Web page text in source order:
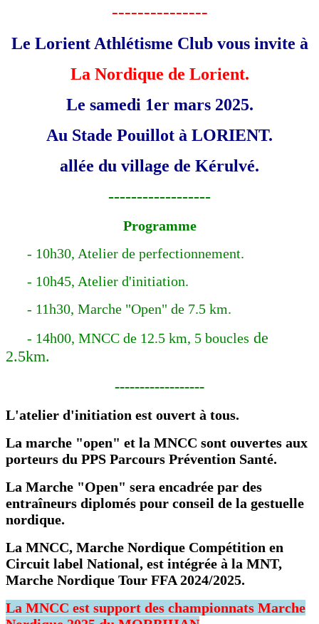
---------------
Le Lorient Athlétisme Club vous invite à
La Nordique de Lorient.
Le samedi 1er mars2025.
Au Stade Pouillot à LORIENT.
allée du village de Kérulvé.
------------------
Programme
- 10h30, Atelier de perfectionnement.
- 10h45, Atelier d'initiation.
- 11h30, Marche "Open" de 7.5 km.
- 14h00, MNCC de 12.5 km, 5 boucles de
2.5km.
------------------
L'atelier d'initiation est ouvert à tous.
La marche "open" et la MNCC sont ouvertes aux
porteurs du PPS Parcours Prévention Santé.
La Marche "Open" sera encadrée par des
entraîneurs diplomés pour conseil de la gestuelle
nordique.
La MNCC, Marche Nordique Compétition en
Circuit label National, est intégrée à la MNT,
Marche Nordique Tour FFA 2024/2025.
La MNCC est support des championnats Marche